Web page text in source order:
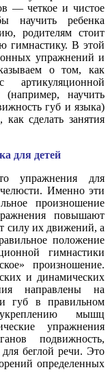
— четкое и чистое
научить ребенка
родителям стоит
гимнастику. В этой
упражнений и
о том, как
научить
губ и языка)
сделать занятия
для детей
упражнения для
Именно эти
произношение
повышают
силу их движений, а
положение
гимнастики
произношение.
и динамических
направлены на
губ в правильном
мышц
упражнения
подвижность,
беглой речи. Это
определенных